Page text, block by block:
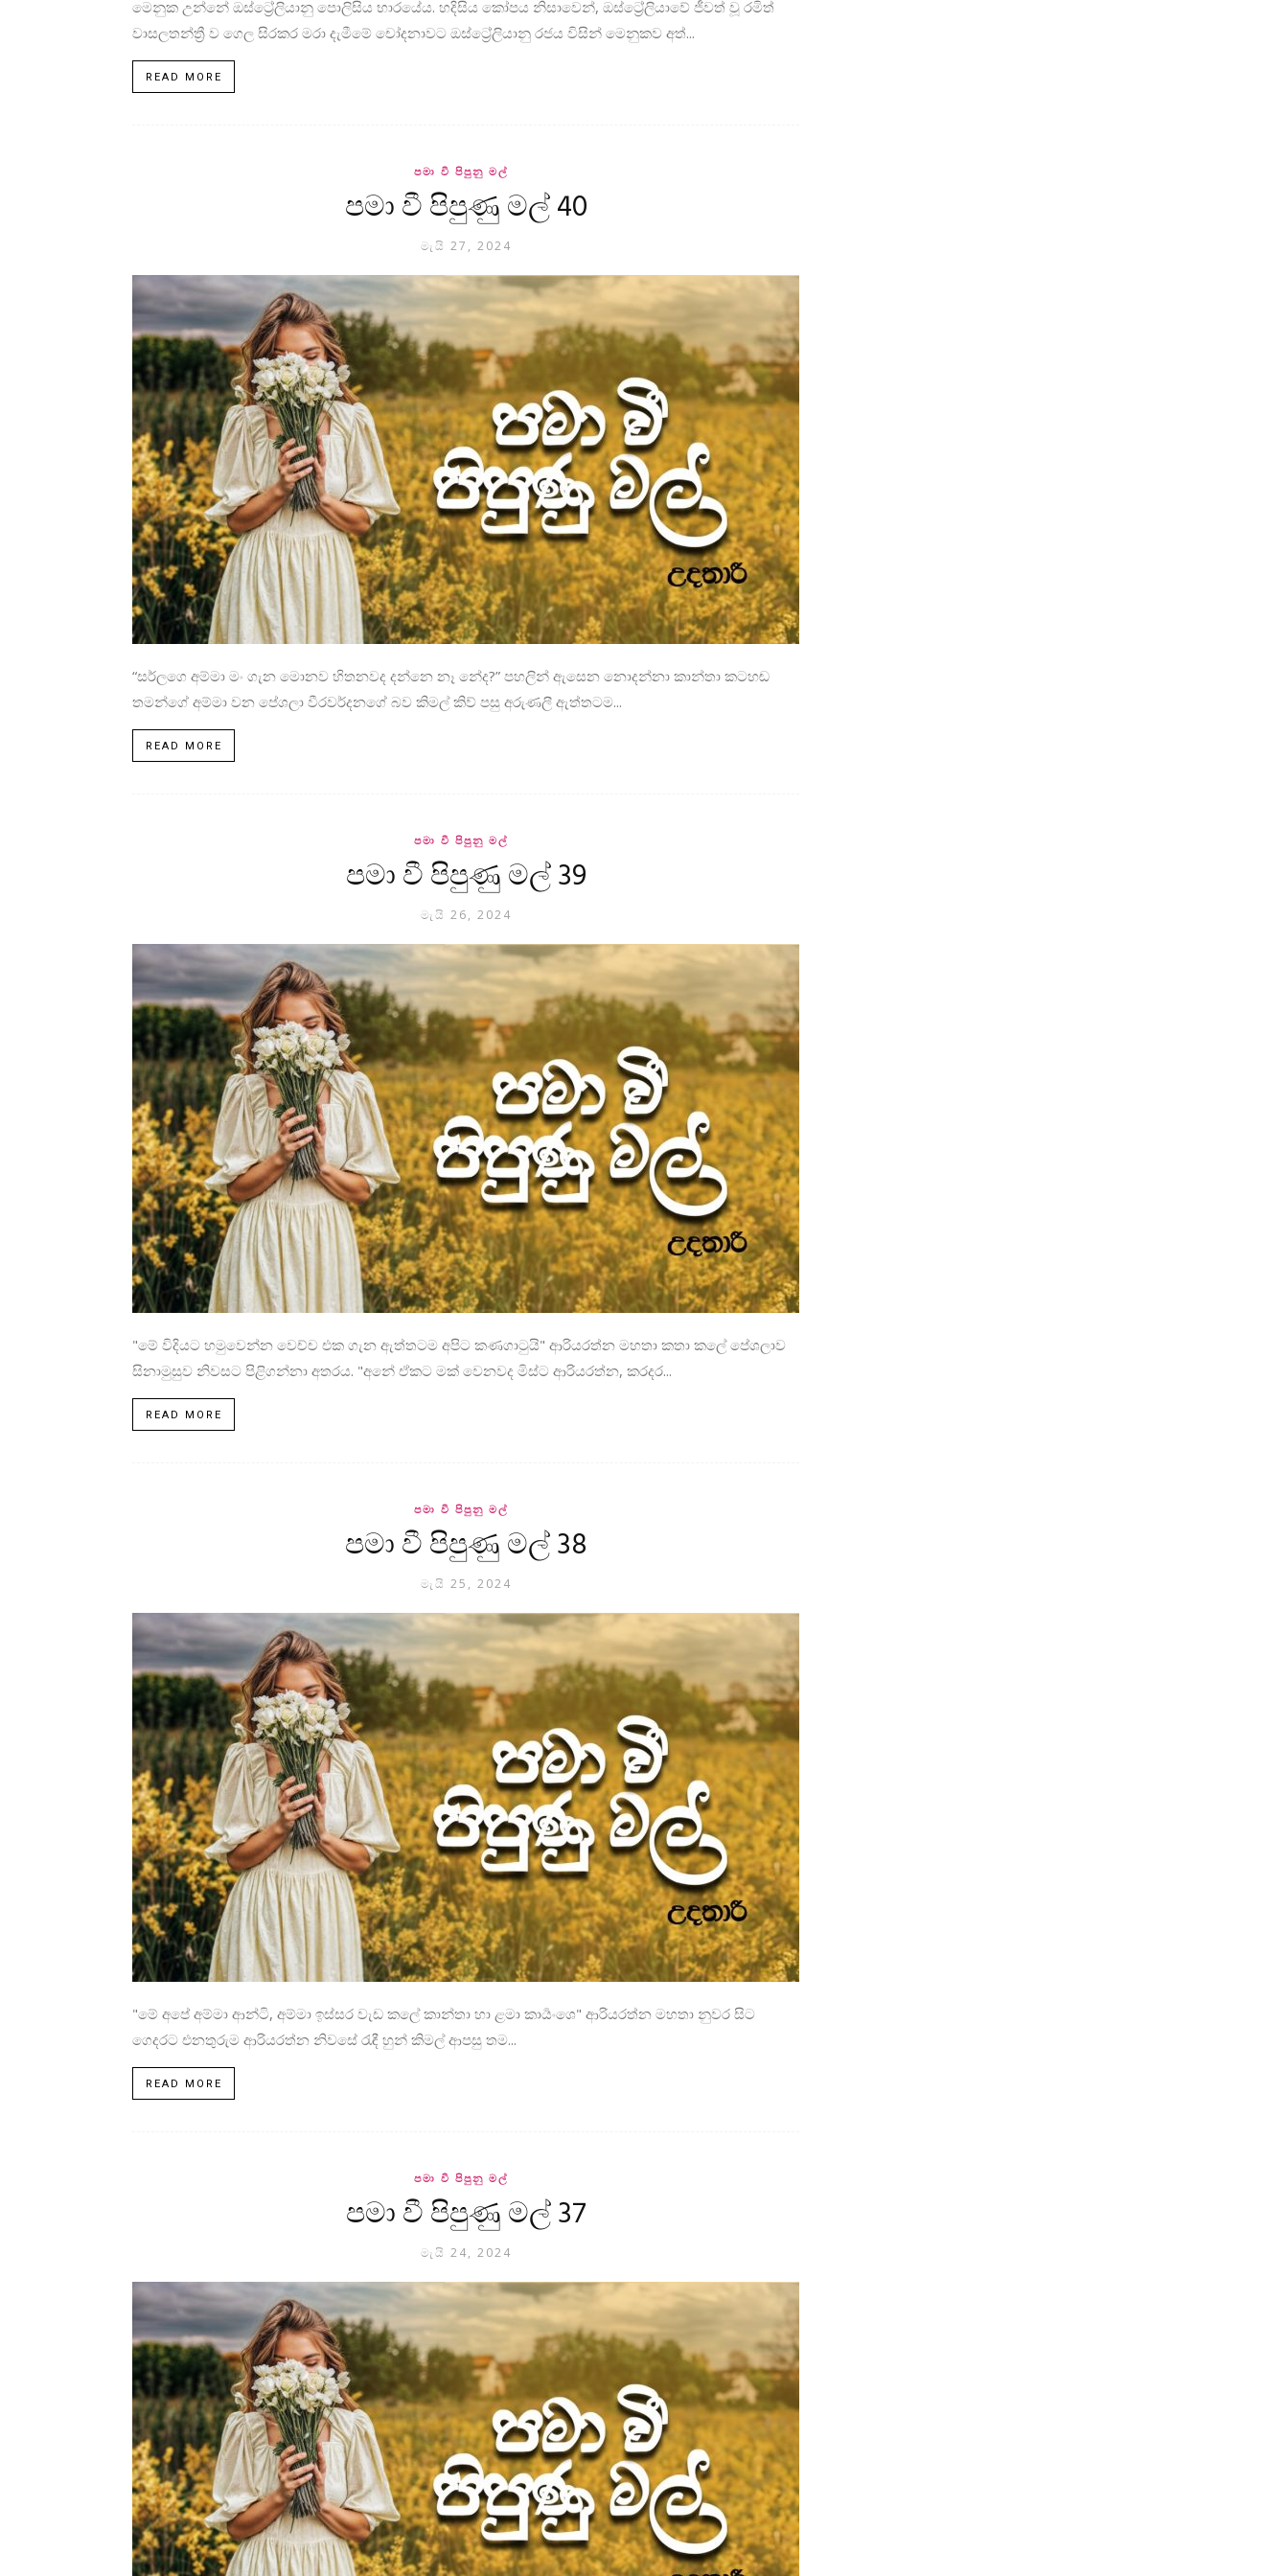
මෙනුක උන්නේ ඔස්ට්‍රේලියානු පොලිසිය භාරයේය. හදිසිය කෝපය නිසාවෙන්, ඔස්ට්‍රේලියාවේ ජීවත් වූ රමිත්
වාසලතන්ත්‍රී ව ගෙල සිරකර මරා දැමීමේ චෝදනාවට ඔස්ට්‍රේලියානු රජය විසින් මෙනුකව අත්...
READ MORE
පමා වී පිපුනු මල්
පමා වී පිපුණු මල් 40
මැයි 27, 2024
“සර්ලගෙ අම්මා මං ගැන මොනව හිතනවද දන්නෙ නෑ නේද?” පහලින් ඇසෙන නොදන්නා කාන්තා කටහඬ
තමන්ගේ අම්මා වන පේශලා වීරවර්දනගේ බව කිමල් කිව් පසු අරුණලී ඇත්තටම...
READ MORE
පමා වී පිපුනු මල්
පමා වී පිපුණු මල් 39
මැයි 26, 2024
"මේ විදියට හමුවෙන්න වෙච්ච එක ගැන ඇත්තටම අපිට කණගාටුයි" ආරියරත්න මහතා කතා කලේ පේශලාව
සිනාමුසුව නිවසට පිළිගන්නා අතරය. "අනේ ඒකට මක් වෙනවද මිස්ට ආරියරත්න, කරදර...
READ MORE
පමා වී පිපුනු මල්
පමා වී පිපුණු මල් 38
මැයි 25, 2024
"මේ අපේ අම්මා ආන්ටි, අම්මා ඉස්සර වැඩ කලේ කාන්තා හා ළමා කාර්‍යංශෙ" ආරියරත්න මහතා නුවර සිට
ගෙදරට එනතුරුම ආරියරත්න නිවසේ රැඳී හුන් කිමල් ආපසු තම...
READ MORE
පමා වී පිපුනු මල්
පමා වී පිපුණු මල් 37
මැයි 24, 2024